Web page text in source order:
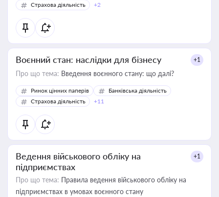
Страхова діяльність
+2
Воєнний стан: наслідки для бізнесу +1
Про що тема: Введення воєнного стану: що далі?
Ринок цінних паперів
Банківська діяльність
Страхова діяльність
+11
Ведення військового обліку на
підприємствах
+1
Про що тема: Правила ведення військового обліку на
підприємствах в умовах воєнного стану